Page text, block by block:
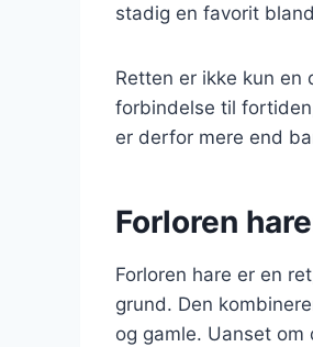
stadig en favorit
Retten er ikke kun
forbindelse til
er derfor mere end
Forloren
Forloren hare er en
grund. Den
og gamle. Uanset